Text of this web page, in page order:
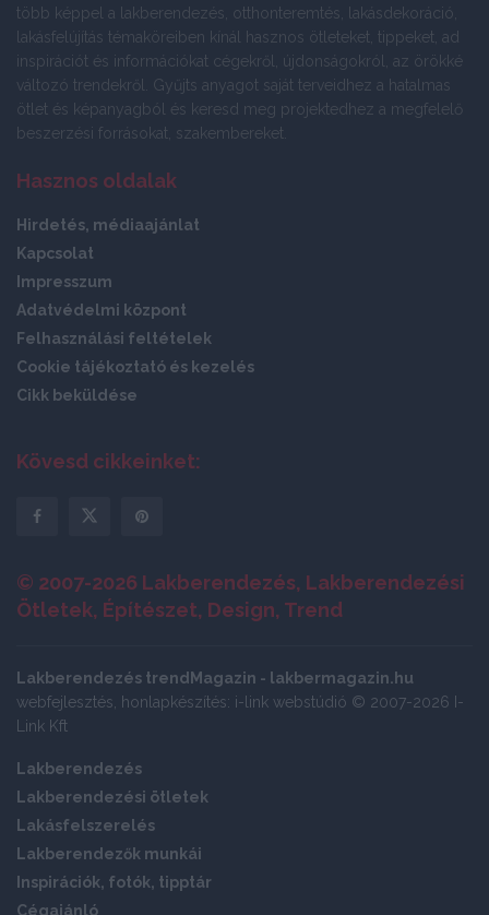
több képpel a lakberendezés, otthonteremtés, lakásdekoráció,
lakásfelújítás témaköreiben kínál hasznos ötleteket, tippeket, ad
inspirációt és információkat cégekről, újdonságokról, az örökké
változó trendekről. Gyűjts anyagot saját terveidhez a hatalmas
ötlet és képanyagból és keresd meg projektedhez a megfelelő
beszerzési forrásokat, szakembereket.
Hasznos oldalak
Hirdetés, médiaajánlat
Kapcsolat
Impresszum
Adatvédelmi központ
Felhasználási feltételek
Cookie tájékoztató és kezelés
Cikk beküldése
Kövesd cikkeinket:
© 2007-2026 Lakberendezés, Lakberendezési
Ötletek, Építészet, Design, Trend
Lakberendezés trendMagazin - lakbermagazin.hu
webfejlesztés, honlapkészítés: i-link webstúdió © 2007-2026 I-
Link Kft
Lakberendezés
Lakberendezési ötletek
Lakásfelszerelés
Lakberendezők munkái
Inspirációk, fotók, tipptár
Cégajánló